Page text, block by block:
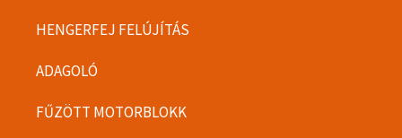
HENGERFEJ FELÚJÍTÁS
ADAGOLÓ
FŰZÖTT MOTORBLOKK